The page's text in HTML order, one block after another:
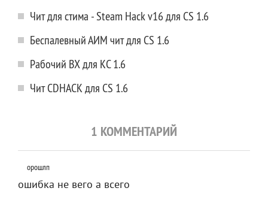
Чит для стима - Steam Hack v16 для CS 1.6
Беспалевный АИМ чит для CS 1.6
Рабочий ВХ для КС 1.6
Чит CDHACK для CS 1.6
1 КОММЕНТАРИЙ
орошлп
ошибка не вего а всего